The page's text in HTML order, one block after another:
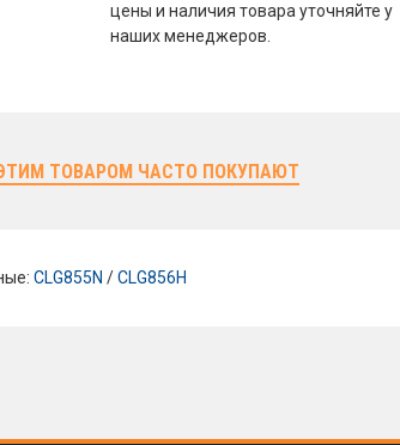
цены и наличия товара уточняйте у
наших менеджеров.
ТОВАРОМ ЧАСТО ПОКУПАЮТ
CLG855N /CLG856H